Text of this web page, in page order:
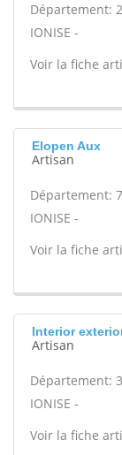
Département:
IONISE -
Voir la fiche
Elopen Aux
Artisan
Département:
IONISE -
Voir la fiche
Interior
Artisan
Département:
IONISE -
Voir la fiche